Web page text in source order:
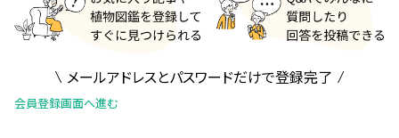
メールアドレスとパスワードだけで登録完了
会員登録画面へ進む